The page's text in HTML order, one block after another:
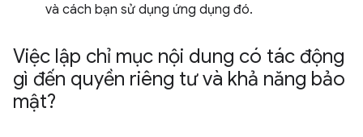
và cách bạn sử dụng ứng dụng đó.
Việc lập chỉ mục nội dung có tác động
gì đến quyền riêng tư và khả năng bảo
mật?